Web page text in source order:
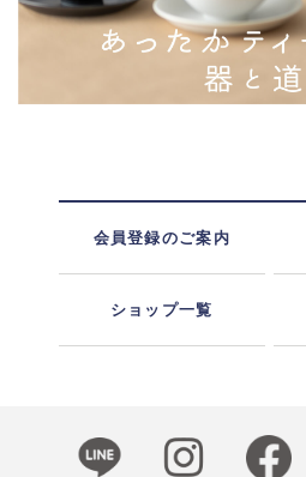
会員登録のご案内
ショップ一覧